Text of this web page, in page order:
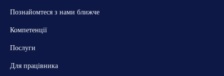
Познайомтеся з нами ближче
Компетенції
Послуги
Для працівника